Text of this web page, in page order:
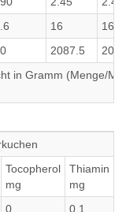
16
16
2087.5
in Gramm (Menge/
Tocopherol
mg
Thiamin
mg
0 0.1